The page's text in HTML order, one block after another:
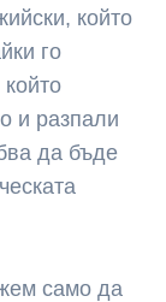
който
го
и разпали
да бъде
само да